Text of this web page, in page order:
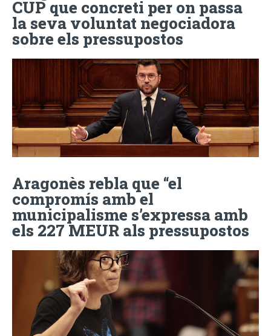
CUP que concreti per on passa
la seva voluntat negociadora
sobre els pressupostos
Aragonès rebla que “el
compromís amb el
municipalisme s’expressa amb
els 227 MEUR als pressupostos